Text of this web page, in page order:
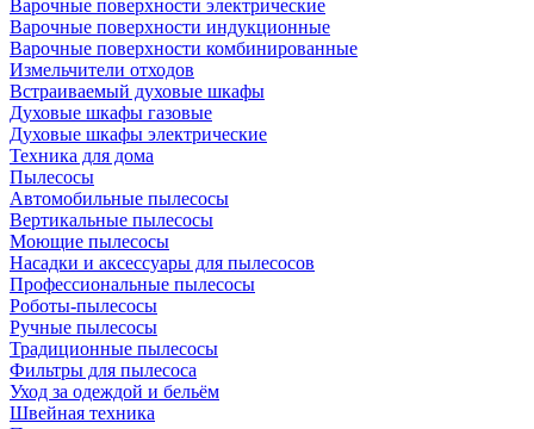
Варочные поверхности электрические
Варочные поверхности индукционные
Варочные поверхности комбинированные
Измельчители отходов
Встраиваемый духовые шкафы
Духовые шкафы газовые
Духовые шкафы электрические
Техника для дома
Пылесосы
Автомобильные пылесосы
Вертикальные пылесосы
Моющие пылесосы
Насадки и аксессуары для пылесосов
Профессиональные пылесосы
Роботы-пылесосы
Ручные пылесосы
Традиционные пылесосы
Фильтры для пылесоса
Уход за одеждой и бельём
Швейная техника